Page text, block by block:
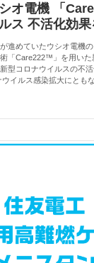
オ電機 「
ス 不活化効
進めていたウシオ電機
「Care222™️」を用いた
型コロナウイルスの不
イルス感染拡大にとも